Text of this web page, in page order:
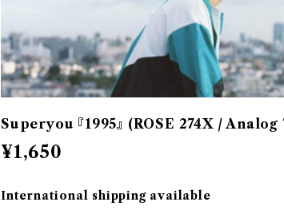
Superyou 『1995』 (ROSE 274X /
¥1,650
International shipping available